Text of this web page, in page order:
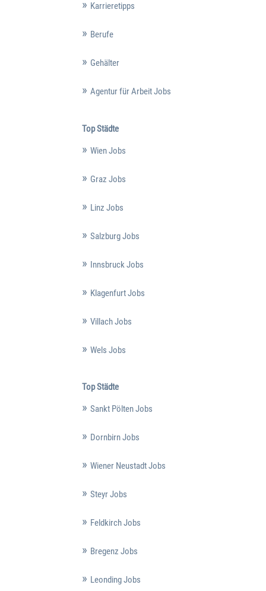
Karrieretipps
Berufe
Gehälter
Agentur für Arbeit Jobs
Top Städte
Wien Jobs
Graz Jobs
Linz Jobs
Salzburg Jobs
Innsbruck Jobs
Klagenfurt Jobs
Villach Jobs
Wels Jobs
Top Städte
Sankt Pölten Jobs
Dornbirn Jobs
Wiener Neustadt Jobs
Steyr Jobs
Feldkirch Jobs
Bregenz Jobs
Leonding Jobs